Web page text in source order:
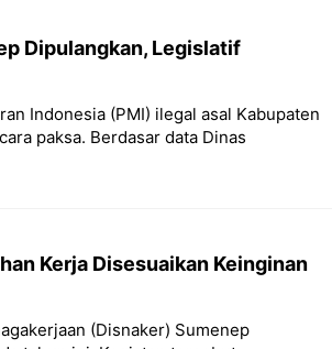
Dipulangkan, Legislatif
Indonesia (PMI) ilegal asal Kabupaten
paksa. Berdasar data Dinas
Kerja Disesuaikan Keinginan
(Disnaker) Sumenep